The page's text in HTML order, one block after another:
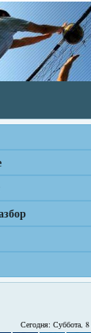
Сегодня: Суббота, 8